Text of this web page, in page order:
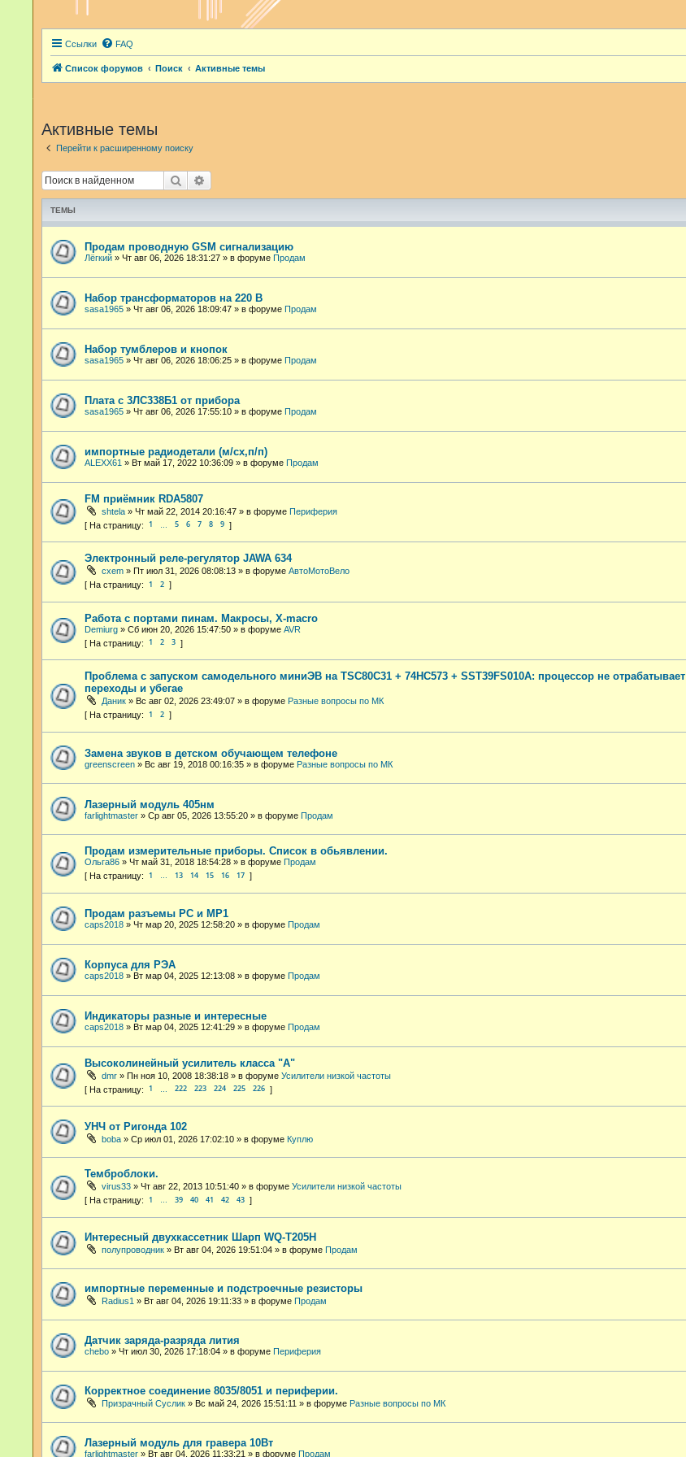
Ссылки FAQ
Список форумов Поиск Активные темы
Активные темы
Перейти к расширенному поиску
Поиск
ТЕМЫ
Продам проводную GSM сигнализацию
Лёгкий » Чт авг 06, 2026 18:31:27 » в форуме Продам
Набор трансформаторов на 220 В
sasa1965 » Чт авг 06, 2026 18:09:47 » в форуме Продам
Набор тумблеров и кнопок
sasa1965 » Чт авг 06, 2026 18:06:25 » в форуме Продам
Плата с 3ЛС338Б1 от прибора
sasa1965 » Чт авг 06, 2026 17:55:10 » в форуме Продам
импортные радиодетали (м/сх,п/п)
ALEXX61 » Вт май 17, 2022 10:36:09 » в форуме Продам
FM приёмник RDA5807
shtela » Чт май 22, 2014 20:16:47 » в форуме Периферия
1 5 6 7 8 9
Электронный реле-регулятор JAWA 634
cxem » Пт июл 31, 2026 08:08:13 » в форуме АвтоМотоВело
1 2
Работа с портами пинам. Макросы, X-macro
Demiurg » Сб июн 20, 2026 15:47:50 » в форуме AVR
1 2 3
Проблема с запуском самодельного миниЭВ на TSC80C31 + 74HC573 + SST39FS010A: процессор не отрабатывает
переходы и убегае
Даник » Вс авг 02, 2026 23:49:07 » в форуме Разные вопросы по МК
1 2
Замена звуков в детском обучающем телефоне
greenscreen » Вс авг 19, 2018 00:16:35 » в форуме Разные вопросы по МК
Лазерный модуль 405нм
farlightmaster » Ср авг 05, 2026 13:55:20 » в форуме Продам
Продам измерительные приборы. Список в обьявлении.
Ольга86 » Чт май 31, 2018 18:54:28 » в форуме Продам
1 … 13 14 15 16 17
Продам разъемы РС и МР1
caps2018 » Чт мар 20, 2025 12:58:20 » в форуме Продам
Корпуса для РЭА
caps2018 » Вт мар 04, 2025 12:13:08 » в форуме Продам
Индикаторы разные и интересные
caps2018 » Вт мар 04, 2025 12:41:29 » в форуме Продам
Высоколинейный усилитель класса "А"
dmr » Пн ноя 10, 2008 18:38:18 » в форуме Усилители низкой частоты
1 222 223 224 225 226
УНЧ от Ригонда 102
boba » Ср июл 01, 2026 17:02:10 » в форуме Куплю
Темброблоки.
virus33 » Чт авг 22, 2013 10:51:40 » в форуме Усилители низкой частоты
1 … 39 40 41 42 43
Интересный двухкассетник Шарп WQ-T205H
полупроводник » Вт авг 04, 2026 19:51:04 » в форуме Продам
импортные переменные и подстроечные резисторы
Radius1 » Вт авг 04, 2026 19:11:33 » в форуме Продам
Датчик заряда-разряда лития
chebo » Чт июл 30, 2026 17:18:04 » в форуме Периферия
Корректное соединение 8035/8051 и периферии.
Призрачный Суслик » Вс май 24, 2026 15:51:11 » в форуме Разные вопросы по МК
Лазерный модуль для гравера 10Вт
farlightmaster » Вт авг 04, 2026 11:33:21 » в форуме Продам